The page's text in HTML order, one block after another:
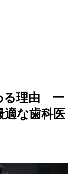
る理由 一
適な歯科医